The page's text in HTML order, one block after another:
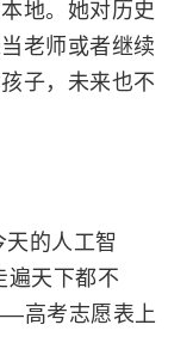
地。她对历史
老师或者继续
子，未来也不
的人工智
遍天下都不
高考志愿表上